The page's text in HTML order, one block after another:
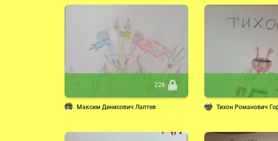
226
Максим Денисович Лаптев Тихон Романович